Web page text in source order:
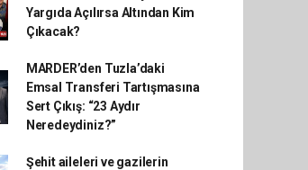
Yargıda Açılırsa Altından Kim
Çıkacak?
MARDER’den Tuzla’daki
Emsal Transferi Tartışmasına
Sert Çıkış: “23 Aydır
Neredeydiniz?”
Şehit aileleri ve gazilerin